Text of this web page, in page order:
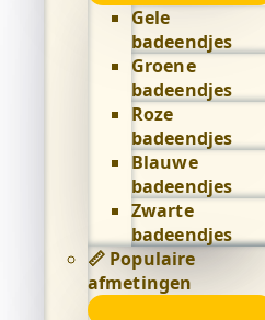
Populaire
kleuren
submenu
Gele
badeendjes
Groene
badeendjes
Roze
badeendjes
Blauwe
badeendjes
Zwarte
badeendjes
📏 Populaire
afmetingen